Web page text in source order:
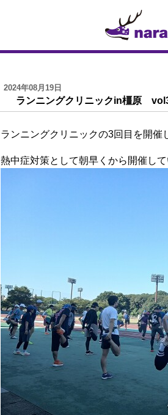
2024年08月19日
ランニングクリニックin橿原
ランニングクリニックの3回目を開催
熱中症対策として朝早くから開催し